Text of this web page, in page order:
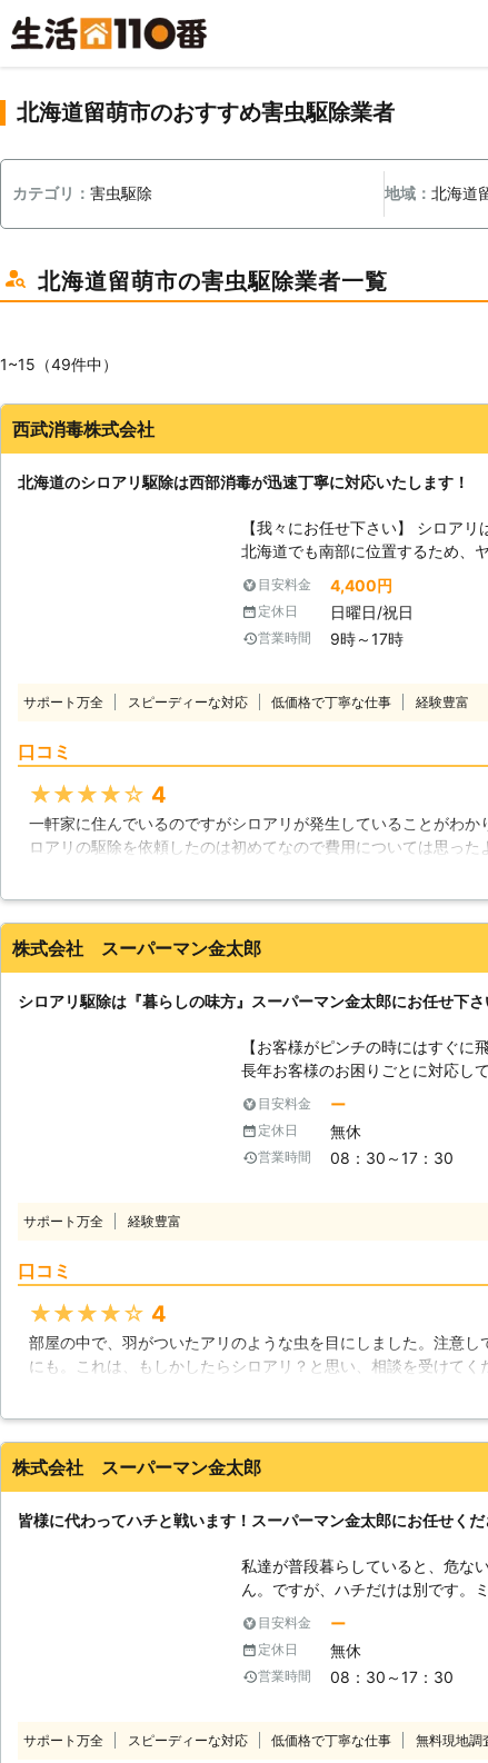
北海道留萌市のおすすめ害虫駆除業者
カテゴリ： 害虫駆除 地域：北海道
北海道留萌市の害虫駆除業者一覧
1~15（49件中）
西武消毒株式会社
北海道のシロアリ駆除は西部消毒が迅速丁寧に対応いたします！
【我々にお任せ下さい】 シロア
北海道でも南部に位置するため、
います。むしろ、高温が苦手なシ
も活発に動きまわることが出来る
す。我々西部消毒はそんな函館な
リに対して、適格に、そして迅速な対
目指し、複数の駆除方法を行える
件数も増えているセントリコンシ
ている駆除法においても、数々の
的に、人の目に触れないように木
げていきます。だからこそ、きち
が必要不可欠です。西部消毒株式
門のスタッフが対応いたします。
目安料金 4,400円
定休日 日曜日/祝日
営業時間 9時～17時
サポート万全 スピーディーな対応 低価格で丁寧な仕事 経験豊富
口コミ
★★★★★ 4
一軒家に住んでいるのですがシロアリが発生していることがわ
ロアリの駆除を依頼したのは初めてなので費用については思っ
の方が丁寧な説明をしてくれたので素人でも分かりやすかった
北海道 函館市 2016年12月15日
株式会社 スーパーマン金太郎
シロアリ駆除は『暮らしの味方』スーパーマン金太郎にお任せ下さ
【お客様がピンチの時にはすぐに
長年お客様のお困りごとに対応し
リフォームや外構工事まで様々な
クオリティーなシロアリ駆除を行
続けてきた技術力と経験が自慢で
に遭われた場所の補修をすることも可能です。 【シロ
リはヤマトシロアリ以上に被害が
排泄物として排出しているのです
リとなって家屋に牙を向けるのです。 【シロアリ被害はすぐにご連
さい！】 シロアリの被害は放っ
積りは無料で行っておりますので
絡ください！
目安料金 ー
定休日 無休
営業時間 08：30～17：30
サポート万全 経験豊富
口コミ
★★★★★ 4
部屋の中で、羽がついたアリのような虫を目にしました。注意し
にも。これは、もしかしたらシロアリ？と思い、相談を受けて
ーマン金太郎さんは、見積もりも無料という事で相談しやすく、
事もしてくださったので、安心して住み続けられるようになりま
したいと思います。
北海道 帯広市 2016年11月30日
株式会社 スーパーマン金太郎
皆様に代わってハチと戦います！スーパーマン金太郎にお任せくだ
私達が普段暮らしていると、危な
ん。ですが、ハチだけは別です。
種類は、いつの間にか家の近くに
とがあります。ハチの駆除、ハチ
に人間の生活場所との距離が近す
険を侵してまでハチの駆除をする
いハチです。近づくと歯をカチカ
シナガバチやミツバチは、見た目
目安料金 ー
定休日 無休
営業時間 08：30～17：30
サポート万全 スピーディーな対応 低価格で丁寧な仕事 無料現地調